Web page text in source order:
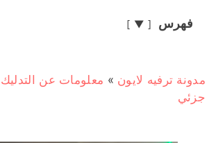
فهرس ▼
مدونة ترفيه لايون » معلومات عن التدليك
جزئي